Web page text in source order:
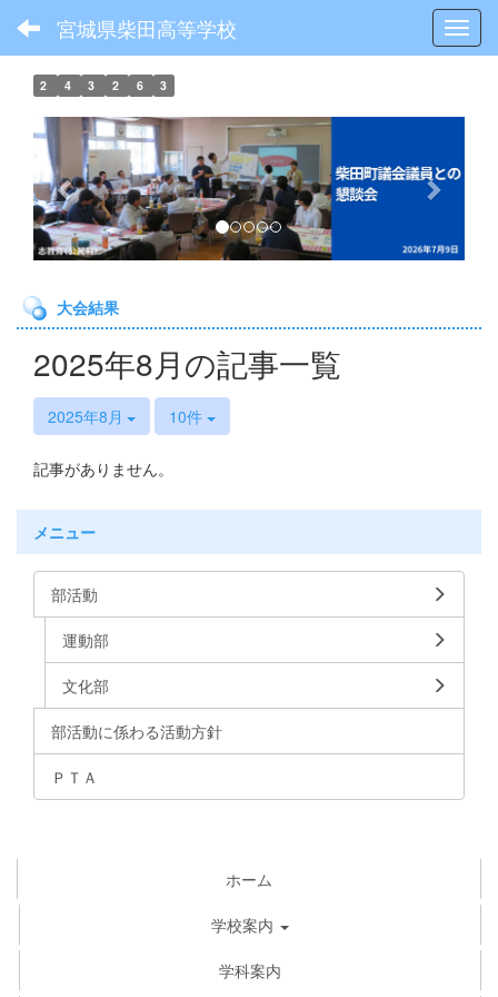
宮城県柴田高等学校
2 4 3 2 6 3
e
v
i
u
s
e
x
大会結果
2025年8月の記事一覧
2025年8月 10件
記事がありません。
メニュー
部活動
運動部
文化部
部活動に係わる活動方針
ＰＴＡ
ホーム
学校案内
学科案内